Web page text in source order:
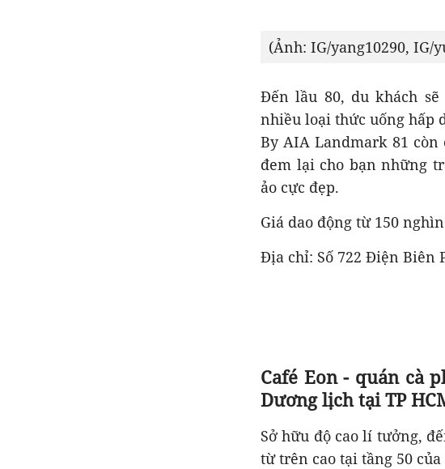
(Ảnh: IG/yang10290,
Đến lầu 80, du khách
nhiều loại thức uống hấp
By AIA Landmark 81
đem lại cho bạn những
ảo cực đẹp.
Giá dao động từ 150
Địa chỉ: Số 722 Điện Biên
Café Eon - quán cà
Dương lịch tại TP
Sở hữu độ cao lí tưởng,
từ trên cao tại tầng 50